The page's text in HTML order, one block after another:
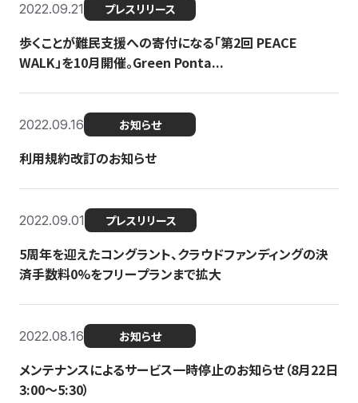
2022.09.21 プレスリリース
歩くことが難民支援への寄付になる「第2回 PEACE
WALK」を10月開催。Green Ponta...
2022.09.16 お知らせ
利用規約改訂のお知らせ
2022.09.01 プレスリリース
5周年を迎えたコングラント、クラウドファンディングの決
済手数料0%をフリープランまで拡大
2022.08.16 お知らせ
メンテナンスによるサービス一時停止のお知らせ（8月22日
3:00〜5:30）